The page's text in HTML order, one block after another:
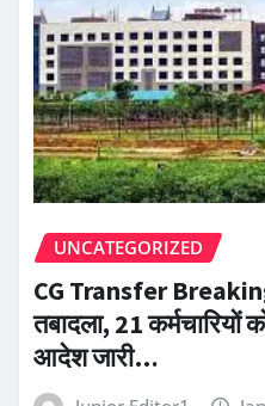
UNCATEGORIZED
CG Transfer
तबादला, 21 कर्मचारियों
आदेश जारी…